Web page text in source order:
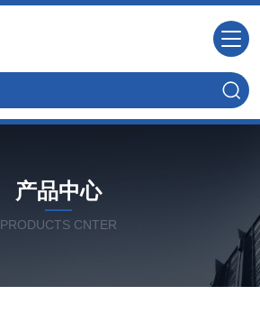
产品中心
PRODUCTS CNTER